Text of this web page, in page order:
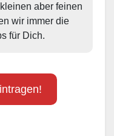
aber feinen
wir immer die
für Dich.